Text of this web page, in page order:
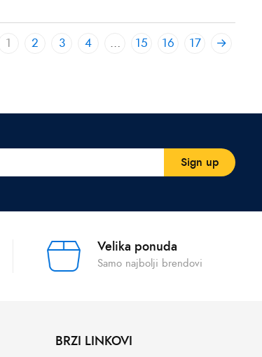
1 2 3 4 15 16 17 →
Velika ponuda
Samo najbolji brendovi
BRZI LINKOVI